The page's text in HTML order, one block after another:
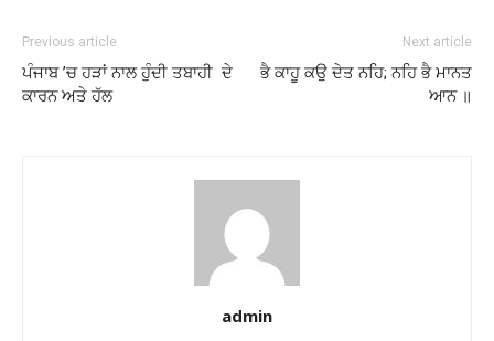
Previous article
ਪੰਜਾਬ ’ਚ ਹੜਾਂ ਨਾਲ ਹੁੰਦੀ ਤਬਾਹੀ ਦੇ
ਕਾਰਨ ਅਤੇ ਹੱਲ
Next article
ਭੈ ਕਾਹੂ ਕਉ ਦੇਤ ਨਹਿ; ਨਹਿ ਭੈ ਮਾਨਤ
ਆਨ ॥
admin